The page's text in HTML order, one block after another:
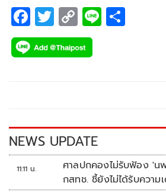
F
ac
e
k
T
wi
tt
C
o
p
k
Li
NEWS UPDATE
11:11 น.
ศาลปกคองไม่รับฟ้อง '
กสทช. ชี้ยังไม่ได้รับความ